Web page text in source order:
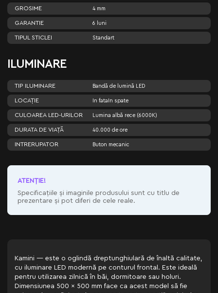
GROSIME 4 mm
GARANTIE 6 luni
TIPUL STICLEI Standart
ILUMINARE
TIP ILUMINARE Bandă de lumină LED
LOCAȚIE In fata In spate
CULOAREA LED-URILOR Lumina albă rece (6000K)
DURATA DE VIAȚĂ 40.000 de ore
INTRERUPATOR Buton mecanic
ATENŢIE!
Specificațiile și imaginile produsului sunt cu titlu de
prezentare și pot diferi de cele reale.
Kamini — este o oglindă dreptunghiulară de înaltă calitate,
cu iluminare LED modernă pe conturul frontal. Este ideală
pentru utilizarea zilnică în băi, dormitoare sau holuri.
Dimensiunea 500 x 500 mm face ca acest model să fie